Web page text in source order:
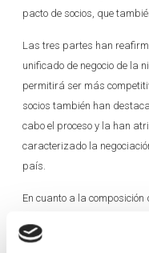
pacto de socios, que
Las tres partes han
unificado de negocio de la
permitirá ser más
socios también han
cabo el proceso y la han
caracterizado la
país.
En cuanto a la composición
respectivamente, mientras